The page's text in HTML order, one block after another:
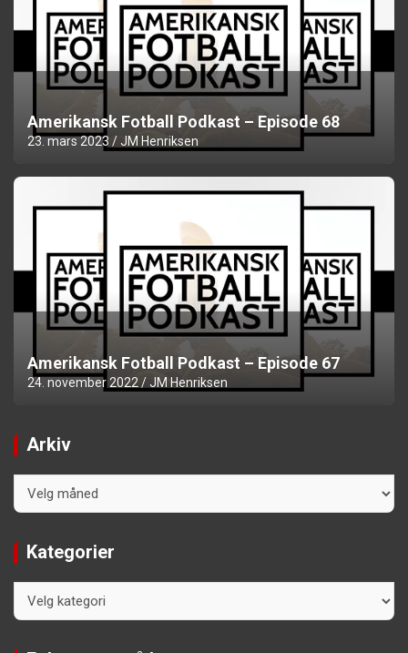
Amerikansk Fotball Podkast – Episode 68
23. mars 2023 JM Henriksen
Amerikansk Fotball Podkast – Episode 67
24. november 2022 JM Henriksen
Arkiv
Kategorier